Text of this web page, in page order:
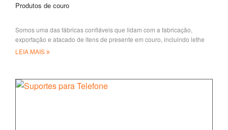
Produtos de couro
Somos uma das fábricas confiáveis que lidam com a fabricação,
exportação e atacado de itens de presente em couro, incluindo lethe
LEIA MAIS